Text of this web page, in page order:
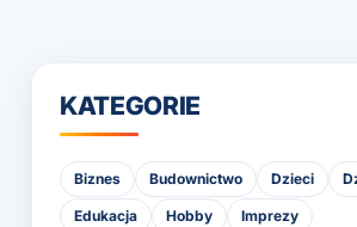
KATEGORIE
Biznes Budownictwo Dzieci
Edukacja Hobby Imprezy